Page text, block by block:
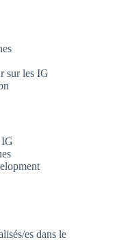
sur les IG
IG
es dans le